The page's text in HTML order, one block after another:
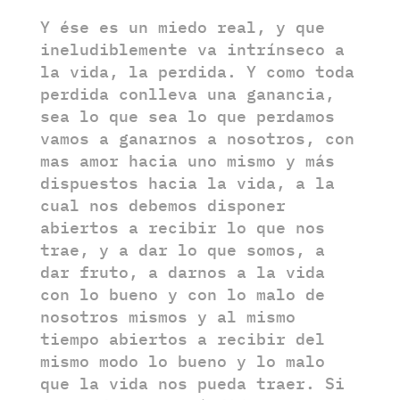
Y ése es un miedo real, y que
ineludiblemente va intrínseco a
la vida, la perdida. Y como toda
perdida conlleva una ganancia,
sea lo que sea lo que perdamos
vamos a ganarnos a nosotros, con
mas amor hacia uno mismo y más
dispuestos hacia la vida, a la
cual nos debemos disponer
abiertos a recibir lo que nos
trae, y a dar lo que somos, a
dar fruto, a darnos a la vida
con lo bueno y con lo malo de
nosotros mismos y al mismo
tiempo abiertos a recibir del
mismo modo lo bueno y lo malo
que la vida nos pueda traer. Si